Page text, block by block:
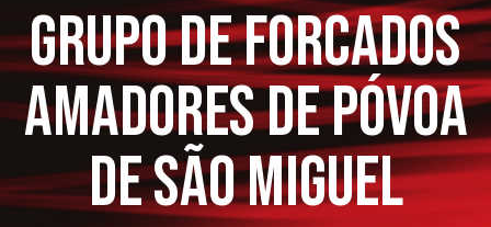
Grupo de Forcados
Amadores de Póvoa
de São Miguel